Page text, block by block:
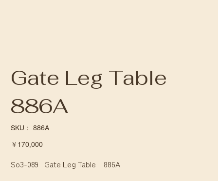
Gate Leg Table
886A
SKU：
SKU：
886A
価
￥170,000
So3-089 Gate Leg Table 886A